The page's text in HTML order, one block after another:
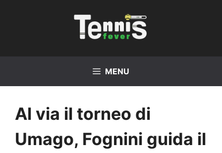
MENU
Al via il torneo di
Umago, Fognini guida il